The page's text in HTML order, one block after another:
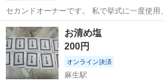
セカンドオーナーです。 私で挙式に一度使用
おります。 サイズ感等は3枚目をご参照ください。 所々変色
のあります。(4枚目) 近くで見られたとしても
かれはしない程度かと思い...
北海道 札幌市 冠婚葬祭
お清め塩
200円
オンライン決済
麻生駅